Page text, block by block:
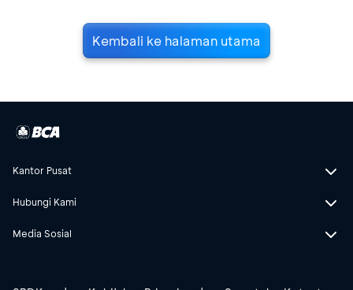
Kembali ke halaman utama
Kantor Pusat
Hubungi Kami
Media Sosial